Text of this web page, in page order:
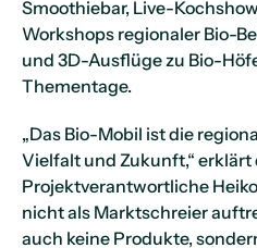
Smoothiebar, Live-
Workshops regionaler Bio-
und 3D-Ausflüge zu Bio-
Thementage.
„Das Bio-Mobil ist die
Vielfalt und Zukunft,“ erklärt
Projektverantwortliche
nicht als Marktschreier
auch keine Produkte,